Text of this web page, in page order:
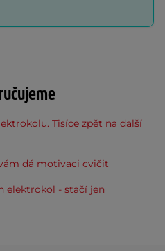
Tisíce zpět na další
dá motivaci cvičit
elektrokol - stačí jen